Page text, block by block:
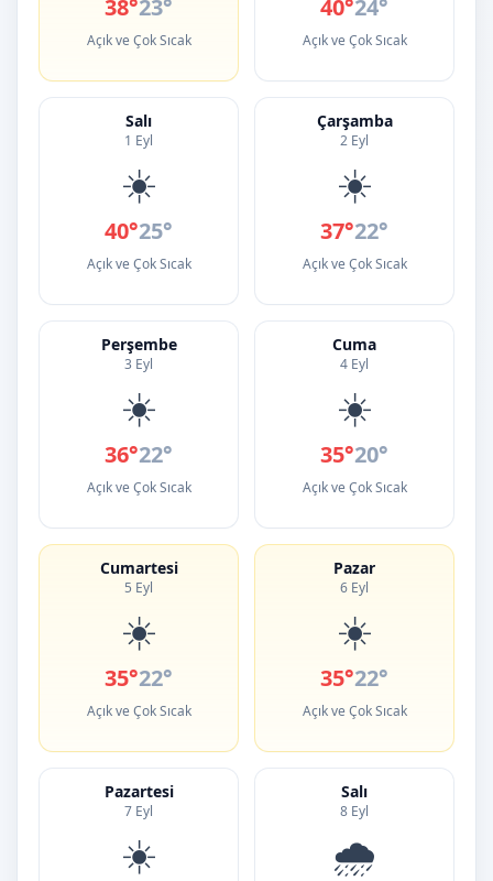
38°23°
Açık ve Çok Sıcak
40°24°
Açık ve Çok Sıcak
Salı
1 Eyl
☀️
40°25°
Açık ve Çok Sıcak
Çarşamba
2 Eyl
☀️
37°22°
Açık ve Çok Sıcak
Perşembe
3 Eyl
☀️
36°22°
Açık ve Çok Sıcak
Cuma
4 Eyl
☀️
35°20°
Açık ve Çok Sıcak
Cumartesi
5 Eyl
☀️
35°22°
Açık ve Çok Sıcak
Pazar
6 Eyl
☀️
35°22°
Açık ve Çok Sıcak
Pazartesi
7 Eyl
☀️
Salı
8 Eyl
🌧️